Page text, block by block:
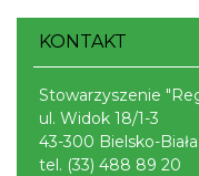
KONTAKT
Stowarzyszenie
ul. Widok 18/1-3
43-300 Bielsko-Biała
tel. (33) 488 89 20